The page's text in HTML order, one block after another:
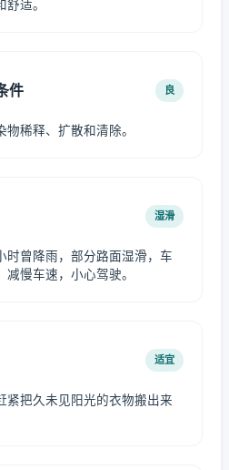
适。
件 良
稀释、扩散和清除。
湿滑
时曾降雨，部分路面湿滑，车
慢车速，小心驾驶。
适宜
紧把久未见阳光的衣物搬出来